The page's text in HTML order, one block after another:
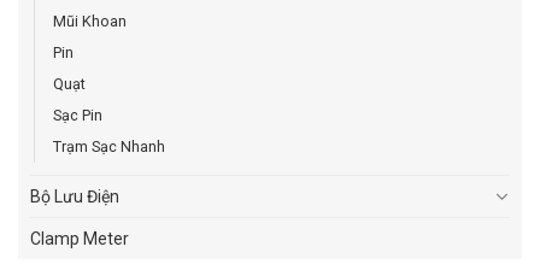
Mũi Khoan
Pin
Quạt
Sạc Pin
Trạm Sạc Nhanh
Bộ Lưu Điện
Clamp Meter